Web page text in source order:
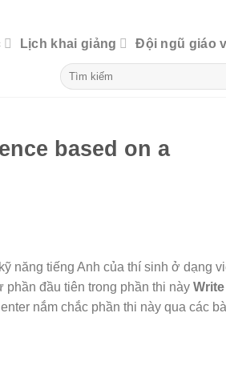
Lịch khai giảng Đội ngũ giáo
based on a
năng tiếng Anh của thí sinh ở dạng
phần đầu tiên trong phần thi này
nắm chắc phần thi này qua các